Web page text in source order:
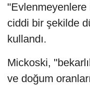
"Evlenmeyenlere
ciddi bir şekilde
kullandı.
Mickoski,
ve doğum